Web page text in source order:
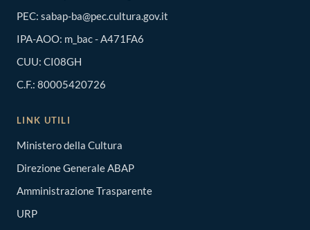
PEC: sabap-ba@pec.cultura.gov.it
IPA-AOO: m_bac - A471FA6
CUU: CI08GH
C.F.: 80005420726
LINK UTILI
Ministero della Cultura
Direzione Generale ABAP
Amministrazione Trasparente
URP